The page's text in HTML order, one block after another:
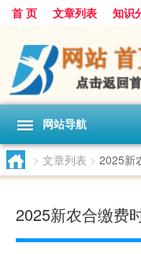
首 页 文章列表 知识
网站导航
> 文章列表 > 2025新
2025新农合缴费